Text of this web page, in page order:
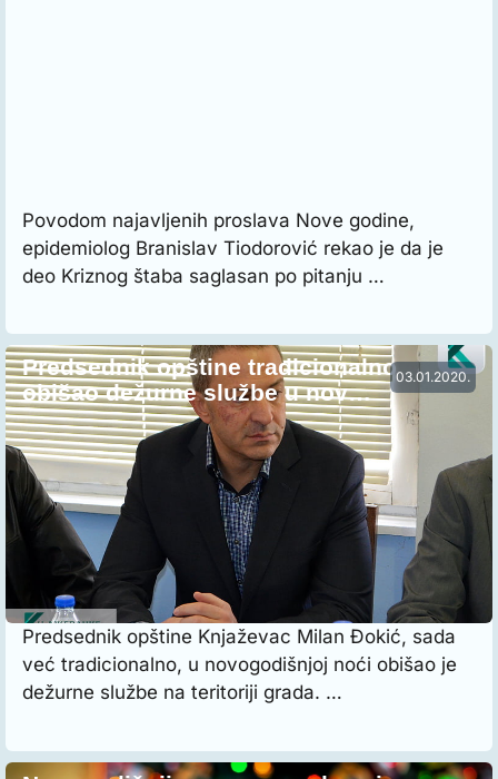
Povodom najavljenih proslava Nove godine,
epidemiolog Branislav Tiodorović rekao je da je
deo Kriznog štaba saglasan po pitanju …
03.01.2020.
Predsednik opštine tradicionalno
obišao dežurne službe u nov…
Predsednik opštine Knjaževac Milan Đokić, sada
već tradicionalno, u novogodišnjoj noći obišao je
dežurne službe na teritoriji grada. …